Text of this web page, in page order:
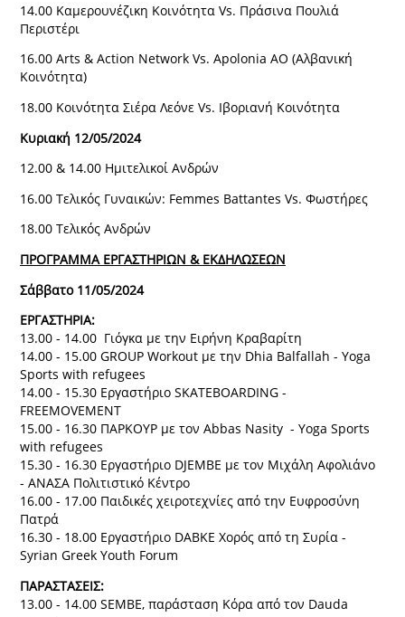
14.00 Καμερουνέζικη Κοινότητα Vs. Πράσινα Πουλιά
Περιστέρι
16.00 Arts & Action Network Vs. Apolonia ΑΟ (Αλβανική
Κοινότητα)
18.00 Κοινότητα Σιέρα Λεόνε Vs. Ιβοριανή Κοινότητα
Κυριακή 12/05/2024
12.00 & 14.00 Ημιτελικοί Ανδρών
16.00 Τελικός Γυναικών: Femmes Battantes Vs. Φωστήρες
18.00 Τελικός Ανδρών
ΠΡΟΓΡΑΜΜΑ ΕΡΓΑΣΤΗΡΙΩΝ & ΕΚΔΗΛΩΣΕΩΝ
Σάββατο 11/05/2024
ΕΡΓΑΣΤΗΡΙΑ:
13.00 - 14.00 Γιόγκα με την Ειρήνη Κραβαρίτη
14.00 - 15.00 GROUP Workout με την Dhia Balfallah - Yoga
Sports with refugees
14.00 - 15.30 Εργαστήριο SKATEBOARDING -
FREEMOVEMENT
15.00 - 16.30 ΠΑΡΚΟΥΡ με τον Abbas Nasity - Yoga Sports
with refugees
15.30 - 16.30 Εργαστήριο DJEMBE με τον Μιχάλη Αφολιάνο
- ΑΝΑΣΑ Πολιτιστικό Κέντρο
16.00 - 17.00 Παιδικές χειροτεχνίες από την Ευφροσύνη
Πατρά
16.30 - 18.00 Εργαστήριο DABKE Χορός από τη Συρία -
Syrian Greek Youth Forum
ΠΑΡΑΣΤΑΣΕΙΣ:
13.00 - 14.00 SEMBE, παράσταση Κόρα από τον Dauda